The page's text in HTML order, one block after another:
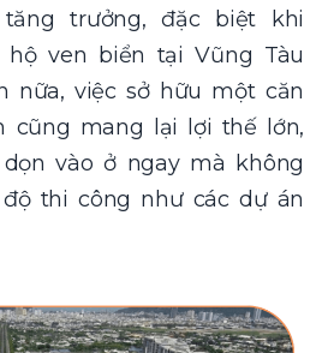
trưởng, đặc biệt khi
hộ ven biển tại Vũng Tàu
nữa, việc sở hữu một căn
cũng mang lại lợi thế lớn,
vào ở ngay mà không
thi công như các dự án